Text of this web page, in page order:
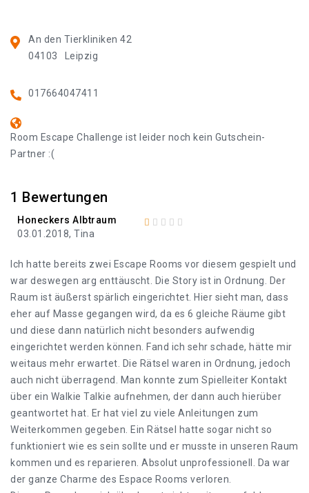
An den Tierkliniken 42
04103
Leipzig
017664047411
Room Escape Challenge ist leider noch kein Gutschein-
Partner :(
1 Bewertungen
Honeckers Albtraum
03.01.2018, Tina
Ich hatte bereits zwei Escape Rooms vor diesem gespielt und
war deswegen arg enttäuscht. Die Story ist in Ordnung. Der
Raum ist äußerst spärlich eingerichtet. Hier sieht man, dass
eher auf Masse gegangen wird, da es 6 gleiche Räume gibt
und diese dann natürlich nicht besonders aufwendig
eingerichtet werden können. Fand ich sehr schade, hätte mir
weitaus mehr erwartet. Die Rätsel waren in Ordnung, jedoch
auch nicht überragend. Man konnte zum Spielleiter Kontakt
über ein Walkie Talkie aufnehmen, der dann auch hierüber
geantwortet hat. Er hat viel zu viele Anleitungen zum
Weiterkommen gegeben. Ein Rätsel hatte sogar nicht so
funktioniert wie es sein sollte und er musste in unseren Raum
kommen und es reparieren. Absolut unprofessionell. Da war
der ganze Charme des Espace Rooms verloren.